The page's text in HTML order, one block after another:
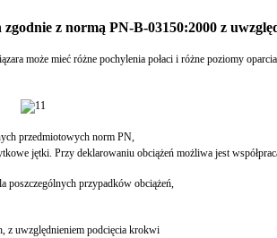
z normą PN-B-03150:2000 z
może mieć różne pochylenia połaci i różne poziomy
przedmiotowych norm PN,
jętki. Przy deklarowaniu obciążeń możliwa jest
poszczególnych przypadków obciążeń,
z uwzględnieniem podcięcia krokwi